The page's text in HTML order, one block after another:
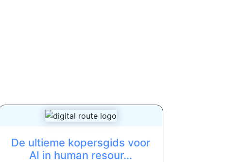
De ultieme kopersgids voor
AI in human resour...